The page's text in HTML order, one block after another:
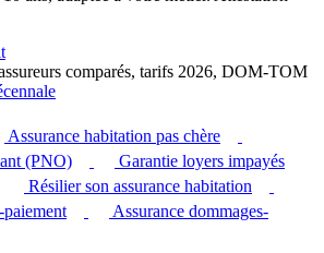
comparés, tarifs 2026, DOM-TOM
Assurance habitation pas chère
(PNO)
Garantie loyers impayés
Résilier son assurance habitation
Assurance dommages-